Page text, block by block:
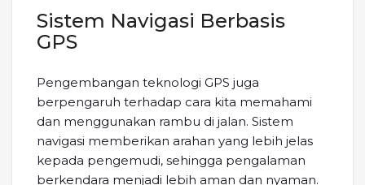
Sistem Navigasi Berbasis
GPS
Pengembangan teknologi GPS juga
berpengaruh terhadap cara kita memahami
dan menggunakan rambu di jalan. Sistem
navigasi memberikan arahan yang lebih jelas
kepada pengemudi, sehingga pengalaman
berkendara menjadi lebih aman dan nyaman.